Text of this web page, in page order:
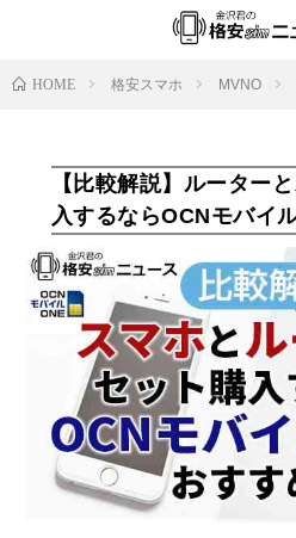
HOME 格安スマホ MVNO
【比較解説】ルーター
入するならOCNモバイ